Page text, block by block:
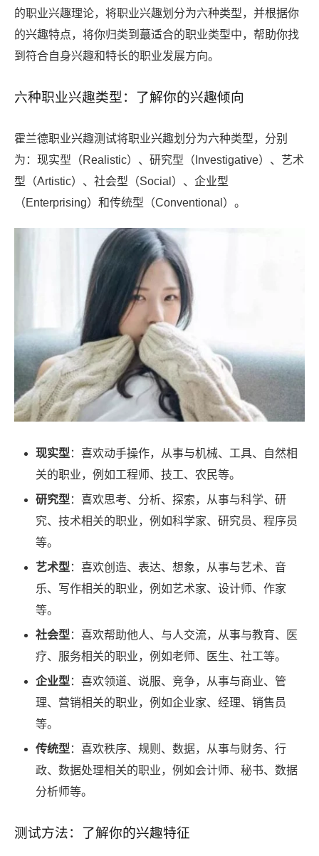
的职业兴趣理论，将职业兴趣划分为六种类型，并根据你
的兴趣特点，将你归类到蕞适合的职业类型中，帮助你找
到符合自身兴趣和特长的职业发展方向。
六种职业兴趣类型：了解你的兴趣倾向
霍兰德职业兴趣测试将职业兴趣划分为六种类型，分别
为：现实型（Realistic）、研究型（Investigative）、艺术
型（Artistic）、社会型（Social）、企业型
（Enterprising）和传统型（Conventional）。
现实型 ：喜欢动手操作，从事与机械、工具、自然相
关的职业，例如工程师、技工、农民等。
研究型 ：喜欢思考、分析、探索，从事与科学、研
究、技术相关的职业，例如科学家、研究员、程序员
等。
艺术型 ：喜欢创造、表达、想象，从事与艺术、音
乐、写作相关的职业，例如艺术家、设计师、作家
等。
社会型 ：喜欢帮助他人、与人交流，从事与教育、医
疗、服务相关的职业，例如老师、医生、社工等。
企业型 ：喜欢领道、说服、竞争，从事与商业、管
理、营销相关的职业，例如企业家、经理、销售员
等。
传统型 ：喜欢秩序、规则、数据，从事与财务、行
政、数据处理相关的职业，例如会计师、秘书、数据
分析师等。
测试方法：了解你的兴趣特征